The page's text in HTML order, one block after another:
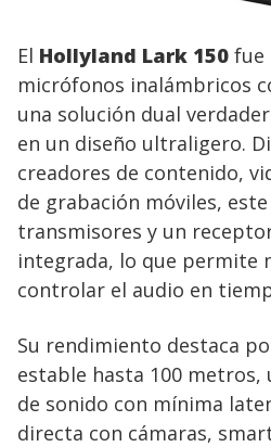
El Hollyland Lark 150 fue
micrófonos inalámbricos
una solución dual
en un diseño ultraligero.
creadores de contenido,
de grabación móviles,
transmisores y un
integrada, lo que permite
controlar el audio en
Su rendimiento destaca
estable hasta 100 metros,
de sonido con mínima
directa con cámaras,